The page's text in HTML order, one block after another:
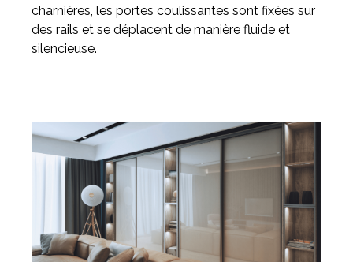
charnières, les portes coulissantes sont fixées sur
des rails et se déplacent de manière fluide et
silencieuse.